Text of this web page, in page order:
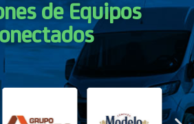
de Equipos